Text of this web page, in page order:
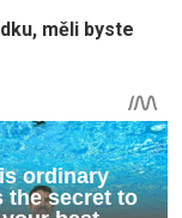
měli byste